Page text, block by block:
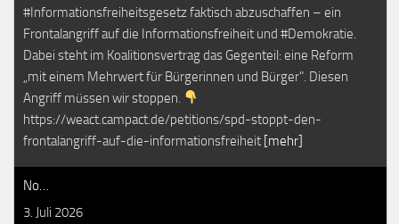
#Informationsfreiheitsgesetz faktisch abzuschaffen – ein
Frontalangriff auf die Informationsfreiheit und #Demokratie.
Dabei steht im Koalitionsvertrag das Gegenteil: eine Reform
„mit einem Mehrwert für Bürgerinnen und Bürger". Diesen
Angriff müssen wir stoppen.
https://weact.campact.de/petitions/spd-stoppt-den-
frontalangriff-auf-die-informationsfreiheit [mehr]
No…
3. Juli 2026